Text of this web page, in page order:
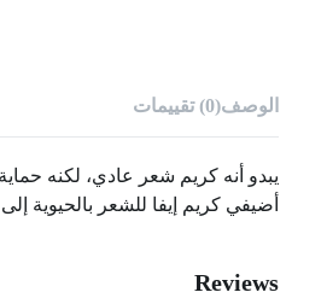
الوصف(0) تقييمات
يبدو أنه كريم شعر عادي، لكنه
أضيفي كريم إيفا للشعر بالحيوية
Reviews